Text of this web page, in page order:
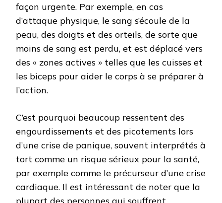
façon urgente. Par exemple, en cas
d’attaque physique, le sang s’écoule de la
peau, des doigts et des orteils, de sorte que
moins de sang est perdu, et est déplacé vers
des « zones actives » telles que les cuisses et
les biceps pour aider le corps à se préparer à
l’action.
C’est pourquoi beaucoup ressentent des
engourdissements et des picotements lors
d’une crise de panique, souvent interprétés à
tort comme un risque sérieux pour la santé,
par exemple comme le précurseur d’une crise
cardiaque. Il est intéressant de noter que la